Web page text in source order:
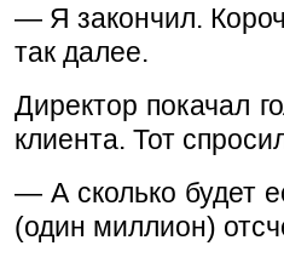
— Я закончил.
так далее.
Директор покачал
клиента. Тот
— А сколько будет
(один миллион)